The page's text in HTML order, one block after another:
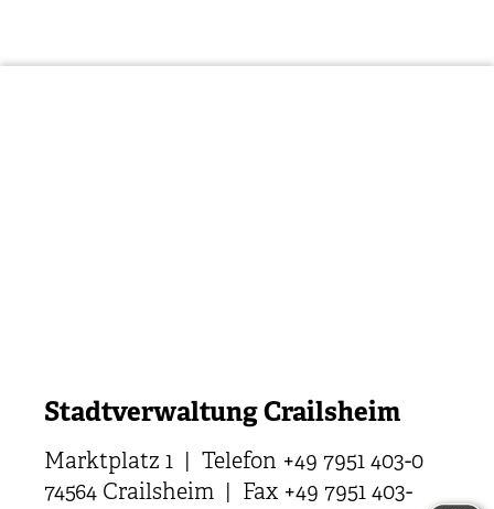
Stadtverwaltung Crailsheim
Marktplatz 1 | Telefon +49 7951 403-0
74564 Crailsheim | Fax +49 7951 403-